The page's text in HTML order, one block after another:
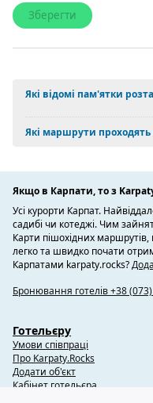
Які відомі пам'ятки
Які маршрути проходять
Якщо в Карпати, то з
Усі курорти Карпат.
садибі чи котеджі. Чим
Карти пішохідних
легко та швидко почати
Карпатами karpaty.rocks?
Бронювання готелів +38
Готельєру
Умови співпраці
Про Karpaty.Rocks
Додати об'єкт
Кабінет готельєра